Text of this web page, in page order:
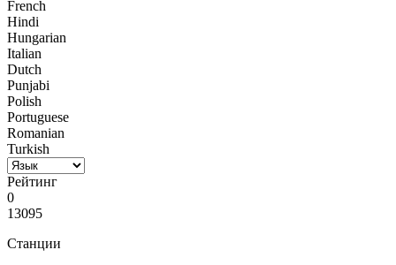
French
Hindi
Hungarian
Italian
Dutch
Punjabi
Polish
Portuguese
Romanian
Turkish
Рейтинг
0
13095
Станции